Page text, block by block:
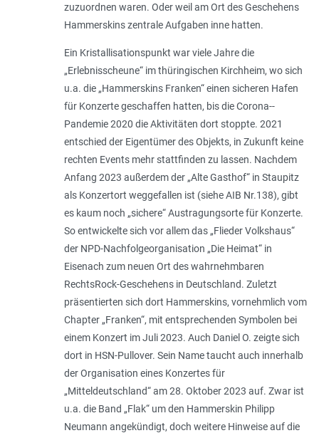
zuzuordnen waren. Oder weil am Ort des Geschehens
Hammerskins zentrale Aufgaben inne hatten.
Ein Kristallisationspunkt war viele Jahre die
„Erlebnisscheune“ im thüringischen Kirchheim, wo sich
u.a. die „Hammerskins Franken“ einen sicheren Hafen
für Konzerte geschaffen hatten, bis die Corona-­
Pandemie 2020 die Aktivitäten dort stoppte. 2021
entschied der Eigentümer des Objekts, in Zukunft keine
rechten Events mehr stattfinden zu lassen. Nachdem
Anfang 2023 außerdem der „Alte Gasthof“ in Staupitz
als Konzertort weggefallen ist (siehe AIB Nr.138), gibt
es kaum noch „sichere“ Austragungsorte für Konzerte.
So entwickelte sich vor allem das „Flieder Volkshaus“
der NPD-Nachfolgeorganisation „Die Heimat“ in
Eisenach zum neuen Ort des wahrnehmbaren
RechtsRock-Geschehens in Deutschland. Zuletzt
präsentierten sich dort Hammerskins, vornehmlich vom
Chapter „Franken“, mit entsprechenden Symbolen bei
einem Konzert im Juli 2023. Auch Daniel O. zeigte sich
dort in HSN-Pullover. Sein Name taucht auch innerhalb
der Organisation eines Konzertes für
„Mitteldeutschland“ am 28. Oktober 2023 auf. Zwar ist
u.a. die Band „Flak“ um den Hammerskin Philipp
Neumann angekündigt, doch weitere Hinweise auf die